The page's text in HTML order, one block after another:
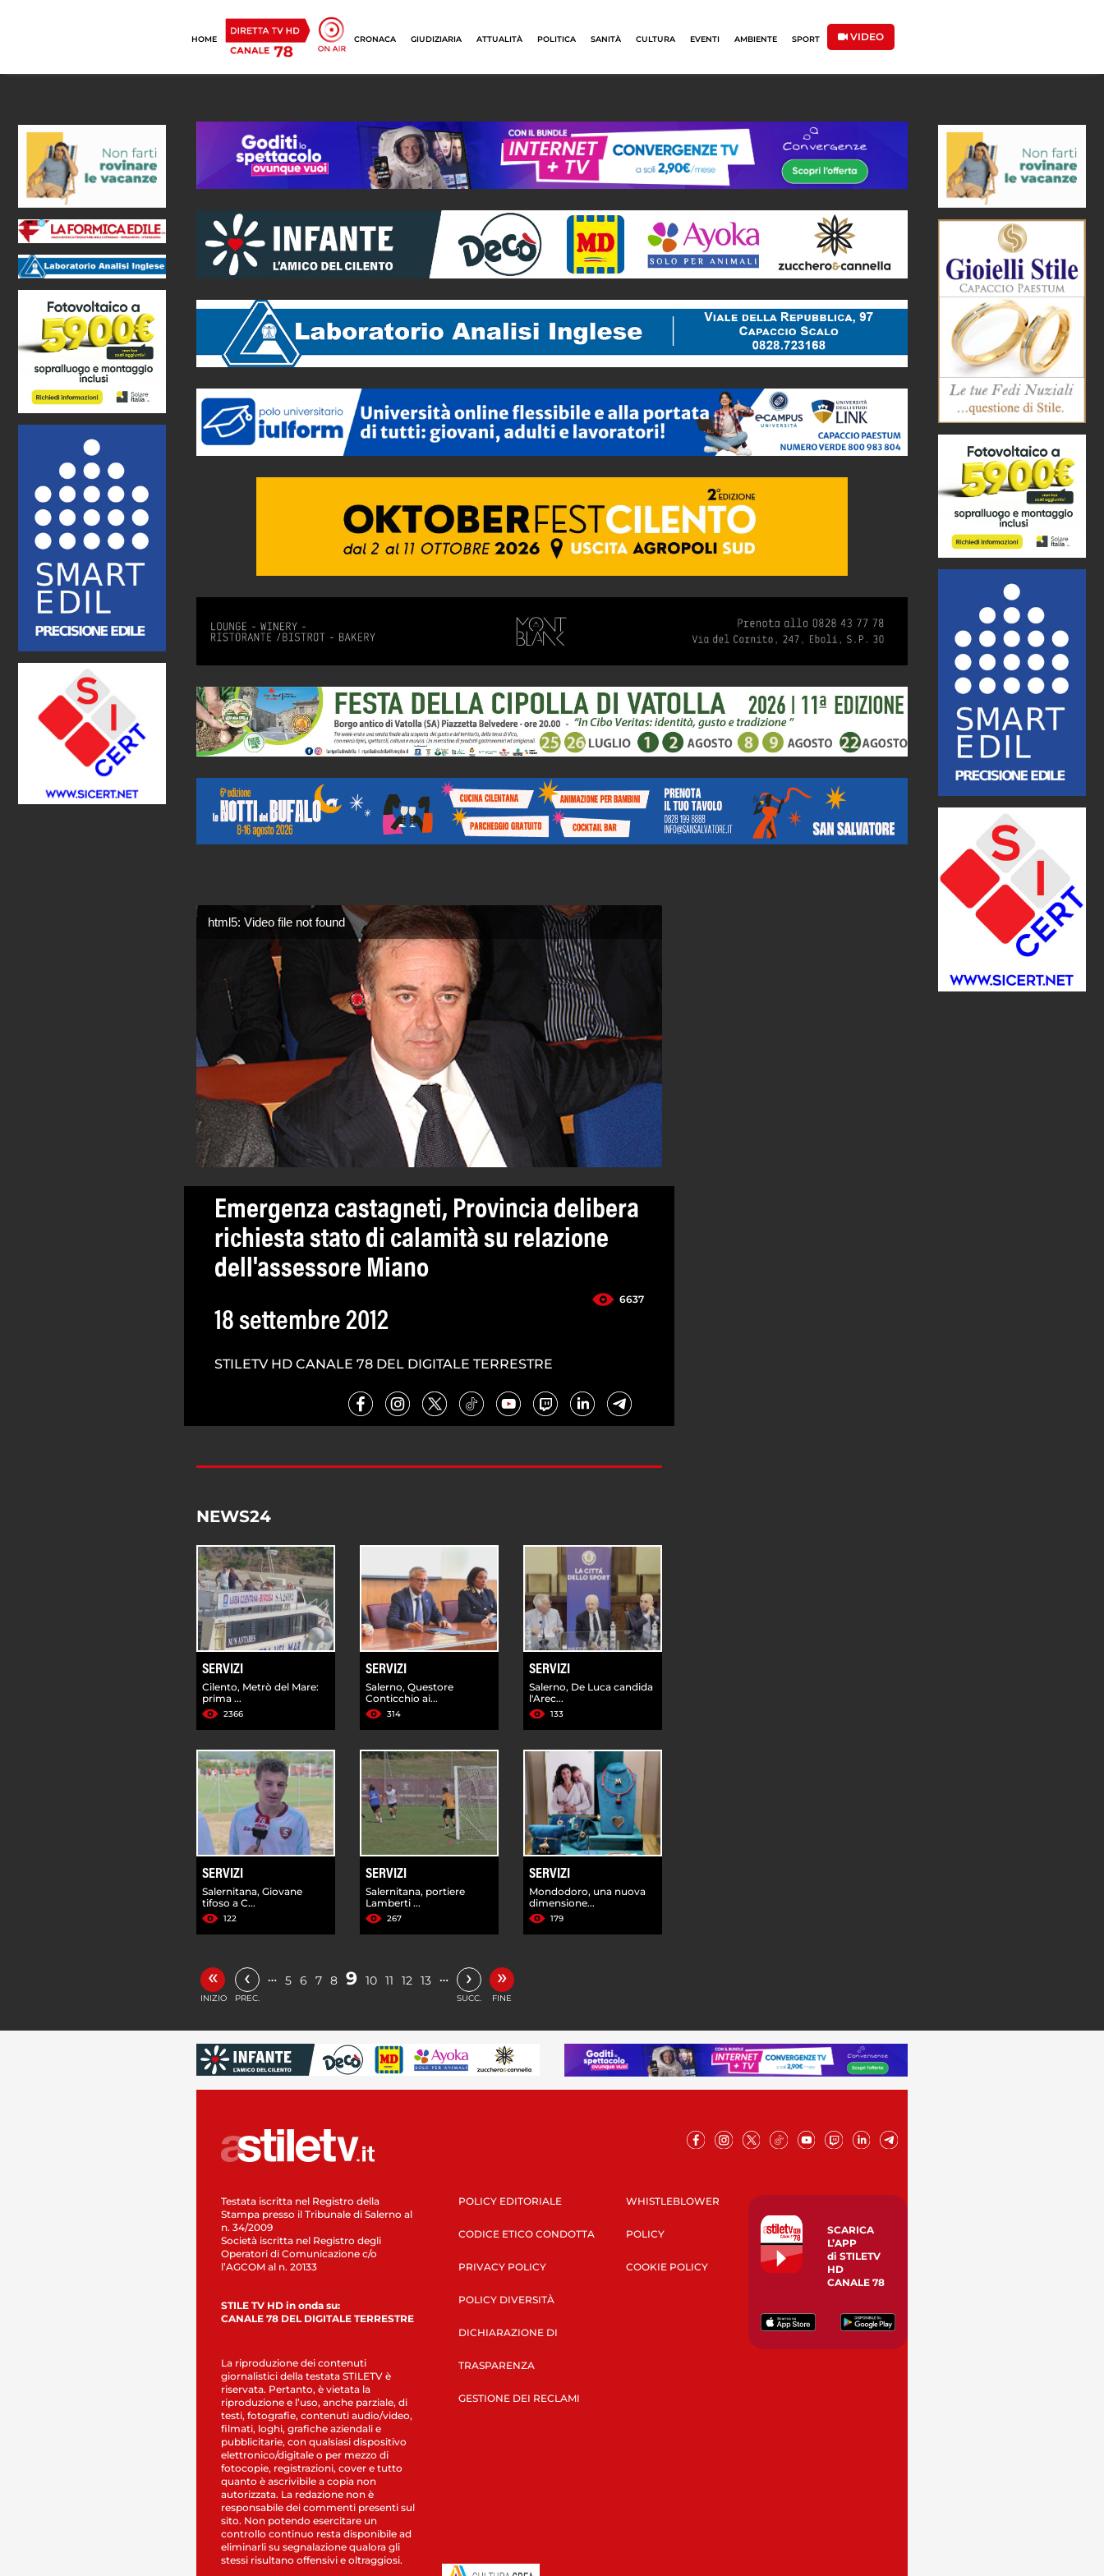
HOME CRONACA GIUDIZIARIA ATTUALITÀ POLITICA SANITÀ CULTURA EVENTI AMBIENTE SPORT VIDEO
html5: Video file not found
Emergenza castagneti, Provincia delibera
richiesta stato di calamità su relazione
dell'assessore Miano
6637
18 settembre 2012
STILETV HD CANALE 78 DEL DIGITALE TERRESTRE
NEWS24
SERVIZI
Cilento, Metrò del Mare:
prima ...
2366
SERVIZI
Salerno, Questore
Conticchio ai...
314
SERVIZI
Salerno, De Luca candida
l'Arec...
133
SERVIZI
Salernitana, Giovane
tifoso a C...
122
SERVIZI
Salernitana, portiere
Lamberti ...
267
SERVIZI
Mondodoro, una nuova
dimensione...
179
«
INIZIO
‹
PREC.
… 5 6 7 8 9 10 11 12 13 … ›
SUCC.
»
FINE
Testata iscritta nel Registro della
Stampa presso il Tribunale di Salerno al
n. 34/2009
Società iscritta nel Registro degli
Operatori di Comunicazione c/o
l’AGCOM al n. 20133
STILE TV HD in onda su:
CANALE 78 DEL DIGITALE TERRESTRE
La riproduzione dei contenuti
giornalistici della testata STILETV è
riservata. Pertanto, è vietata la
riproduzione e l’uso, anche parziale, di
testi, fotografie, contenuti audio/video,
filmati, loghi, grafiche aziendali e
pubblicitarie, con qualsiasi dispositivo
elettronico/digitale o per mezzo di
fotocopie, registrazioni, cover e tutto
quanto è ascrivibile a copia non
autorizzata. La redazione non è
responsabile dei commenti presenti sul
sito. Non potendo esercitare un
controllo continuo resta disponibile ad
eliminarli su segnalazione qualora gli
stessi risultano offensivi e oltraggiosi.
POLICY EDITORIALE
CODICE ETICO CONDOTTA
PRIVACY POLICY
POLICY DIVERSITÀ
DICHIARAZIONE DI
TRASPARENZA
GESTIONE DEI RECLAMI
WHISTLEBLOWER
POLICY
COOKIE POLICY
SCARICA
L’APP
di STILETV
HD
CANALE 78